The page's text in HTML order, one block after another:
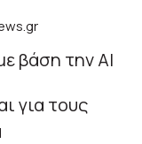
για τους